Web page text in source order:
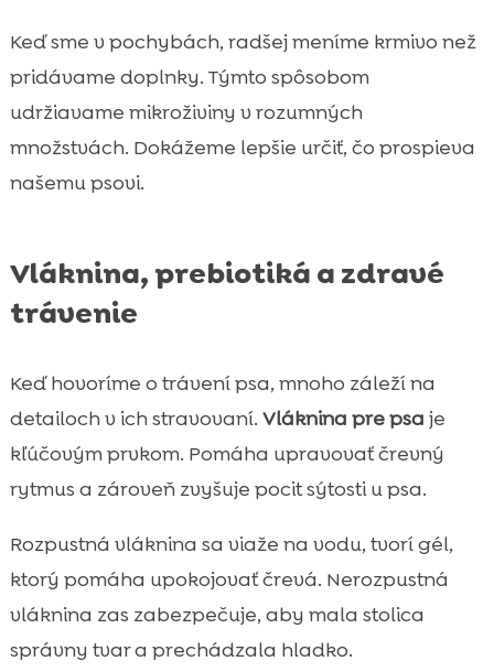
Keď sme v pochybách, radšej meníme krmivo než
pridávame doplnky. Týmto spôsobom
udržiavame mikroživiny v rozumných
množstvách. Dokážeme lepšie určiť, čo prospieva
našemu psovi.
Vláknina, prebiotiká a zdravé
trávenie
Keď hovoríme o trávení psa, mnoho záleží na
detailoch v ich stravovaní. Vláknina pre psa je
kľúčovým prvkom. Pomáha upravovať črevný
rytmus a zároveň zvyšuje pocit sýtosti u psa.
Rozpustná vláknina sa viaže na vodu, tvorí gél,
ktorý pomáha upokojovať črevá. Nerozpustná
vláknina zas zabezpečuje, aby mala stolica
správny tvar a prechádzala hladko.